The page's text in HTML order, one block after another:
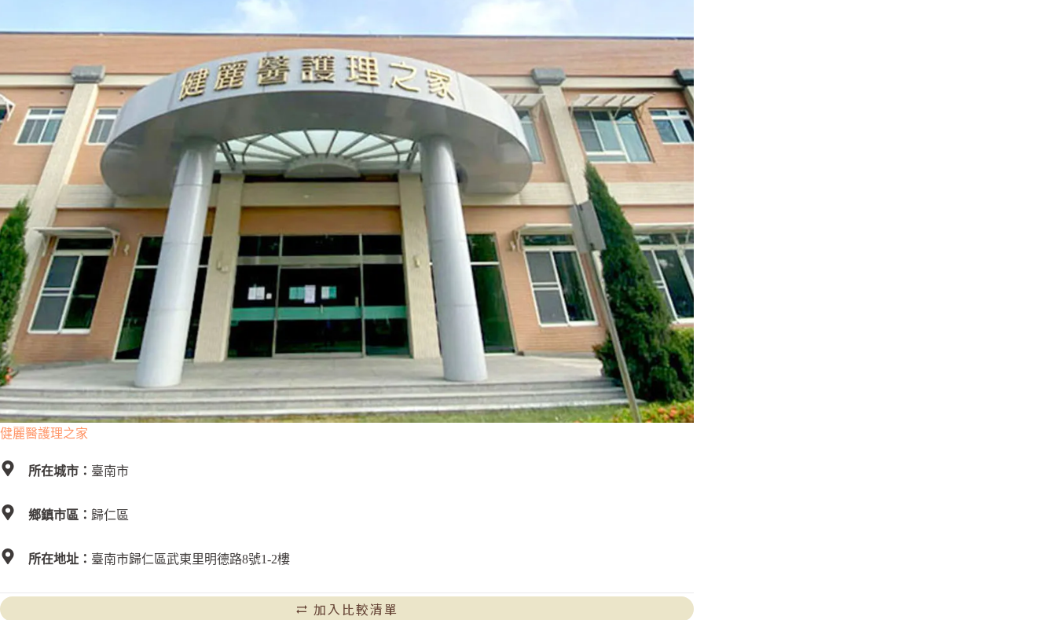
健麗醫護理之家
所在城市： 臺南市
鄉鎮市區： 歸仁區
所在地址： 臺南市歸仁區武東里明德路8號1-2樓
加入比較清單